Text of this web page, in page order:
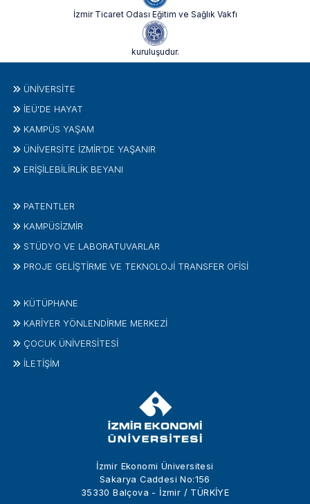
İzmir Ticaret Odası Eğitim ve Sağlık Vakfı
kuruluşudur.
İzmir Ekonomi Üniversitesi
Sakarya Caddesi No:156
35330 Balçova - İzmir / TÜRKİYE
ÜNIVERSITE
İEÜ'DE HAYAT
KAMPÜS YAŞAM
ÜNİVERSİTE İZMİR'DE YAŞANIR
ERİŞİLEBİLİRLİK BEYANI
PATENTLER
KAMPÜSİZMIR
STÜDYO VE LABORATUVARLAR
PROJE GELIŞTIRME VE TEKNOLOJI TRANSFER OFISI
KÜTÜPHANE
KARİYER YÖNLENDİRME MERKEZİ
ÇOCUK ÜNIVERSITESI
İLETIŞIM